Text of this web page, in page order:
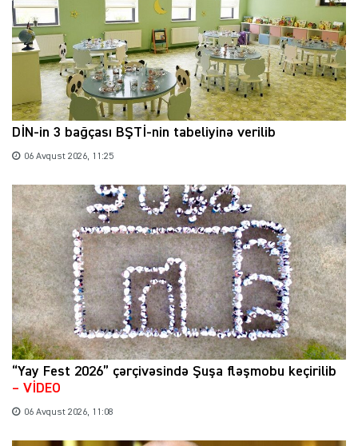
DİN-in 3 bağçası BŞTİ-nin tabeliyinə verilib
06 Avqust 2026, 11:25
“Yay Fest 2026” çərçivəsində Şuşa fləşmobu keçirilib
– VİDEO
06 Avqust 2026, 11:08